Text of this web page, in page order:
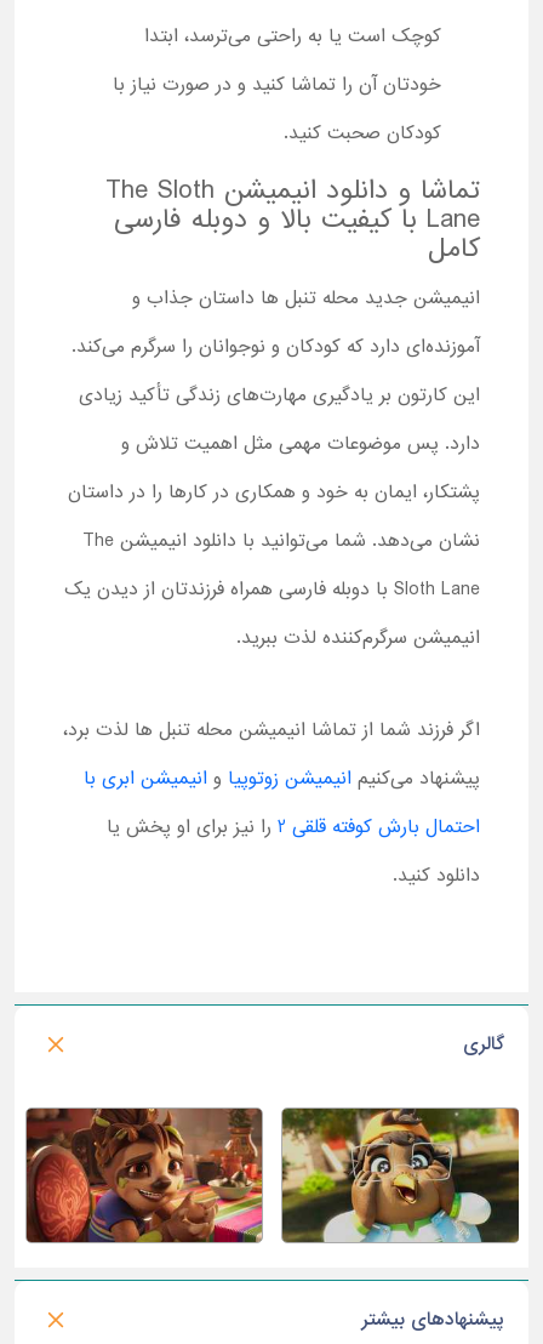
کوچک است یا به راحتی می‌ترسد، ابتدا
خودتان آن را تماشا کنید و در صورت نیاز با
کودکان صحبت کنید.
تماشا و دانلود انیمیشن The Sloth
Lane با کیفیت بالا و دوبله فارسی
کامل
انیمیشن جدید محله تنبل ها داستان جذاب و
آموزنده‌ای دارد که کودکان و نوجوانان را سرگرم می‌کند.
این کارتون بر یادگیری مهارت‌های زندگی تأکید زیادی
دارد. پس موضوعات مهمی مثل اهمیت تلاش و
پشتکار، ایمان به خود و همکاری در کارها را در داستان
نشان می‌دهد. شما می‌توانید با دانلود انیمیشن The
Sloth Lane با دوبله فارسی همراه فرزندتان از دیدن یک
انیمیشن سرگرم‌کننده لذت ببرید.
اگر فرزند شما از تماشا انیمیشن محله تنبل ها لذت برد،
پیشنهاد می‌کنیم انیمیشن زوتوپیا و انیمیشن ابری با
احتمال بارش کوفته قلقی 2
را نیز برای او پخش یا
دانلود کنید.
گالری
پیشنهادهای بیشتر